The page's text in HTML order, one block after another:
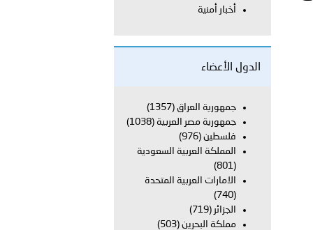
تنظم حملة للتبرع بالدم في منطقة الظفرة تعزيزا للمسؤولية
الأميريين معالي النائب الأول لرئيس مجلس الوزراء
العام..
أعمال الاجتماع الثالث عشر للجنة رؤساء الاتحادات الرياضية
أخبار أمنية
الدول الأعضاء
جمهورية العراق (1357)
جمهورية مصر العربية (1038)
فلسطين(976)
المملكة العربية السعودية
(801)
الامارات العربية المتحدة
(740)
الجزائر (719)
مملكة البحرين (503)